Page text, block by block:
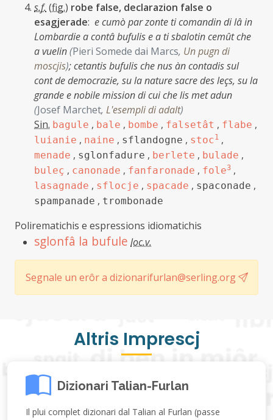
s.f. (fig.) robe false, declarazion false o
esagjerade: e cumò par zonte ti comandin di lâ in
Lombardie a contâ bufulis e a ti sbalotin cemût che
a vuelin(Pieri Somede dai Marcs, Un pugn di
moscjis);cetantis bufulis che nus àn contadis sul
cont de democrazie, su la nature sacre des leçs, su la
grande e nobile mission di cui che lis met adun
(Josef Marchet, L'esempli di adalt)
Sin. bagule , bale , bombe , falsetât , flabe ,
luianie , naine , sflandogne , stoc1 ,
menade , sglonfadure , berlete , bulade ,
buleç , canonade , fanfaronade , fole3 ,
lasagnade , sflocje , spacade , spaconade ,
spampanade , trombonade
Polirematichis e espressions idiomatichis
sglonfâ la bufule loc.v.
Segnale un erôr a dizionarifurlan@serling.org
Altris Imprescj
Dizionari Talian-Furlan
Il plui complet dizionari dal Talian al Furlan (passe